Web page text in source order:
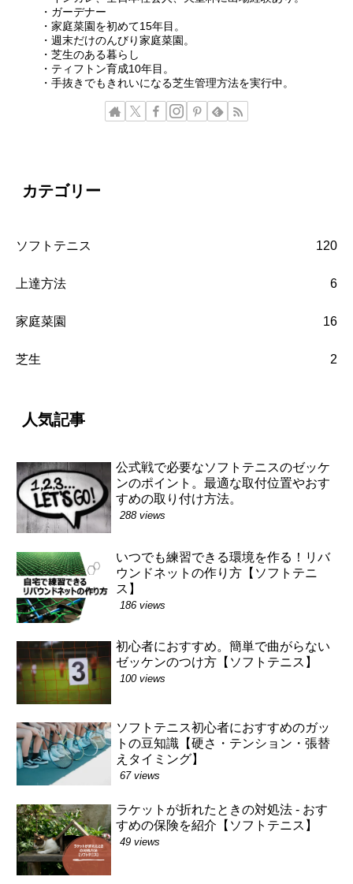
・ガーデナー
・家庭菜園を初めて15年目。
・週末だけのんびり家庭菜園。
・芝生のある暮らし
・ティフトン育成10年目。
・手抜きでもきれいになる芝生管理方法を実行中。
カテゴリー
ソフトテニス 120
上達方法 6
家庭菜園 16
芝生 2
人気記事
公式戦で必要なソフトテニスのゼッケ
ンのポイント。最適な取付位置やおす
すめの取り付け方法。
288 views
いつでも練習できる環境を作る！リバ
ウンドネットの作り方【ソフトテニ
ス】
186 views
初心者におすすめ。簡単で曲がらない
ゼッケンのつけ方【ソフトテニス】
100 views
ソフトテニス初心者におすすめのガッ
トの豆知識【硬さ・テンション・張替
えタイミング】
67 views
ラケットが折れたときの対処法 - おす
すめの保険を紹介【ソフトテニス】
49 views